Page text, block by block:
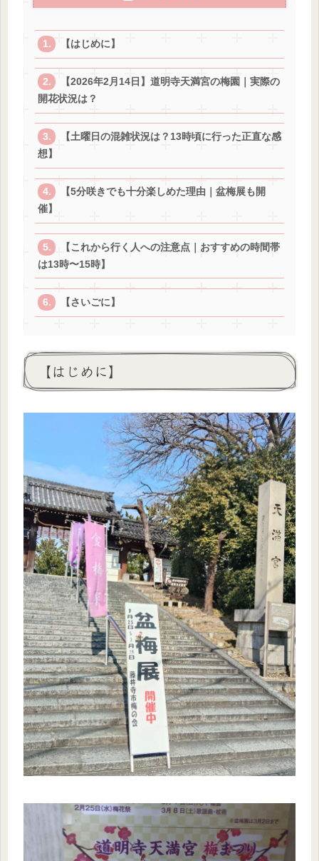
【はじめに】
【2026年2月14日】道明寺天満宮の梅園｜実際の
開花状況は？
【土曜日の混雑状況は？13時頃に行った正直な感
想】
【5分咲きでも十分楽しめた理由｜盆梅展も開
催】
【これから行く人への注意点｜おすすめの時間帯
は13時〜15時】
【さいごに】
【はじめに】